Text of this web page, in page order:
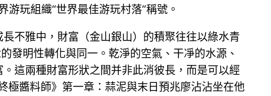
玩組織“世界最佳游玩村落”稱號。
長不雅中，財富（金山銀山）的積聚往往以綠水青
發明性轉化與同一。乾淨的空氣、干凈的水源、
這兩種財富形狀之間并非此消彼長，而是可以經
極醬料師》第一章：蒜泥與末日預兆廖沾沾坐在他